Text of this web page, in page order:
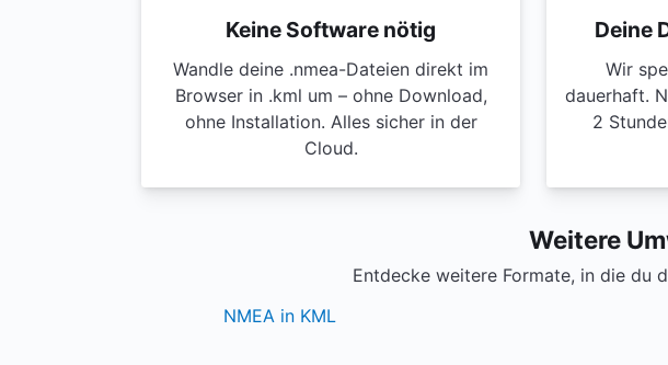
Keine Software nötig
Wandle deine .nmea-Dateien direkt im
Browser in .kml um – ohne Download,
ohne Installation. Alles sicher in der
Cloud.
Deine
Wir
dauerhaft.
2
Weitere
Entdecke weitere Formate, in die du
NMEA in KML